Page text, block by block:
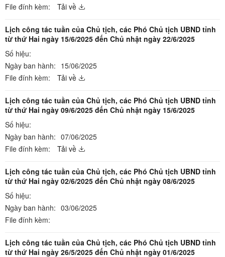
File đính kèm:
Tải về
Lịch công tác tuần của Chủ tịch, các Phó Chủ tịch UBND tỉnh
từ thứ Hai ngày 15/6/2025 đến Chủ nhật ngày 22/6/2025
Số hiệu:
Ngày ban hành: 15/06/2025
File đính kèm:
Tải về
Lịch công tác tuần của Chủ tịch, các Phó Chủ tịch UBND tỉnh
từ thứ Hai ngày 09/6/2025 đến Chủ nhật ngày 15/6/2025
Số hiệu:
Ngày ban hành: 07/06/2025
File đính kèm:
Tải về
Lịch công tác tuần của Chủ tịch, các Phó Chủ tịch UBND tỉnh
từ thứ Hai ngày 02/6/2025 đến Chủ nhật ngày 08/6/2025
Số hiệu:
Ngày ban hành: 03/06/2025
File đính kèm:
Lịch công tác tuần của Chủ tịch, các Phó Chủ tịch UBND tỉnh
từ thứ Hai ngày 26/5/2025 đến Chủ nhật ngày 01/6/2025